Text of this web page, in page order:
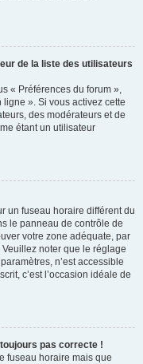
de la liste des utilisateurs
« Préférences du forum »,
». Si vous activez cette
des modérateurs et de
étant un utilisateur
un fuseau horaire différent du
le panneau de contrôle de
votre zone adéquate, par
noter que le réglage
n’est accessible
c’est l’occasion idéale de
toujours pas correcte !
fuseau horaire mais que